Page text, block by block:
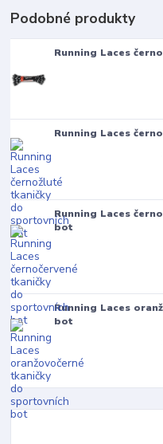
Podobné produkty
Running Laces
Running Laces
Running Laces
bot
Running Laces
bot